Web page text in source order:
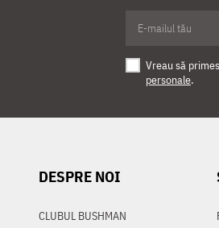
Vreau să
personale.
DESPRE NOI
CLUBUL BUSHMAN